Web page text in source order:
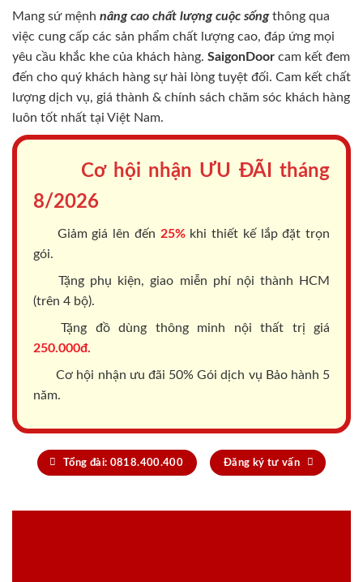
Mang sứ mệnh nâng cao chất lượng cuộc sốngthông qua
việc cung cấp các sản phẩm chất lượng cao, đáp ứng mọi
yêu cầu khắc khe của khách hàng. SaigonDoor cam kết đem
đến cho quý khách hàng sự hài lòng tuyệt đối. Cam kết chất
lượng dịch vụ, giá thành & chính sách chăm sóc khách hàng
luôn tốt nhất tại Việt Nam.
Cơ hội nhận ƯU ĐÃI tháng
8/2026
Giảm giá lên đến 25%khi thiết kế lắp đặt trọn
gói.
Tặng phụ kiện, giao miễn phí nội thành HCM
(trên 4 bộ).
Tặng đồ dùng thông minh nội thất trị giá
250.000đ.
Cơ hội nhận ưu đãi 50% Gói dịch vụ Bảo hành 5
năm.
Tổng đài: 0818.400.400 Đăng ký tư vấn